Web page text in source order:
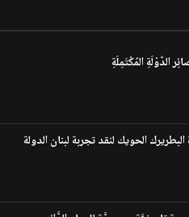
الدَّوْلَةِ المُكْتَمِلَةِ
الحويك لنقد تجربة لبنان الدولة